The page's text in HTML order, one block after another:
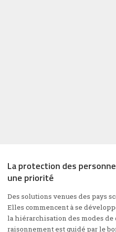
La protection des
une priorité
Des solutions venues des pays
Elles commencent à se
la hiérarchisation des modes de
raisonnement est guidé par le